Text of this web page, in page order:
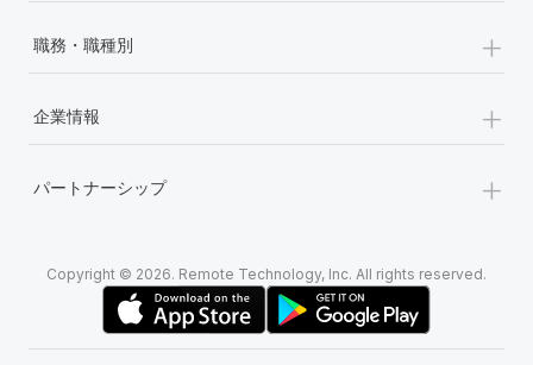
職務・職種別 +
企業情報 +
パートナーシップ +
Copyright © 2026. Remote Technology, Inc. All rights reserved.